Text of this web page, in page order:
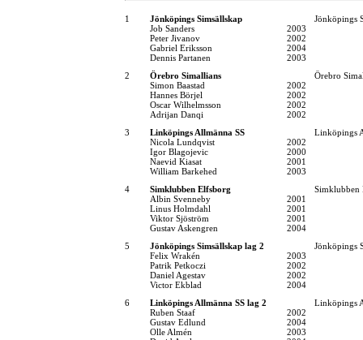
1 Jönköpings Simsällskap
Jönköpings
Job Sanders
2003
Peter Jivanov
2002
Gabriel Eriksson
2004
Dennis Partanen
2003
2
Örebro Simallians
Örebro
Simon Baastad
2002
Hannes Börjel
2002
Oscar Wilhelmsson
2002
Adrijan Danqi
2002
3
Linköpings Allmänna SS
Linköpings
Nicola Lundqvist
2002
Igor Blagojevic
2000
Naevid Kiasat
2001
William Barkehed
2003
4
Simklubben Elfsborg
Simklubben
Albin Svenneby
2001
Linus Holmdahl
2001
Viktor Sjöström
2001
Gustav Askengren
2004
5
Jönköpings Simsällskap lag 2
Jönköpings
Felix Wrakén
2003
Patrik Petkoczi
2002
Daniel Agestav
2002
Victor Ekblad
2004
6
Linköpings Allmänna SS lag 2
Linköpings
Ruben Staaf
2002
Gustav Edlund
2004
Olle Almén
2003